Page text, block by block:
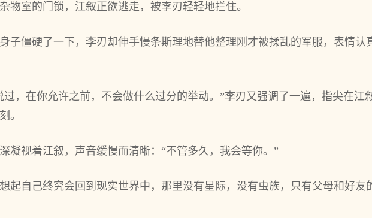
物室的门锁，江叙正欲逃走，被李刃轻轻地拦住。
子僵硬了一下，李刃却伸手慢条斯理地替他整理刚才被揉乱的军服，表情认
过，在你允许之前，不会做什么过分的举动。”李刃又强调了一遍，指尖在江
。
凝视着江叙，声音缓慢而清晰：“不管多久，我会等你。”
起自己终究会回到现实世界中，那里没有星际，没有虫族，只有父母和好友